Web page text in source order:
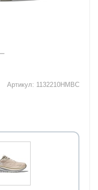
Артикул: 1132210HMBC